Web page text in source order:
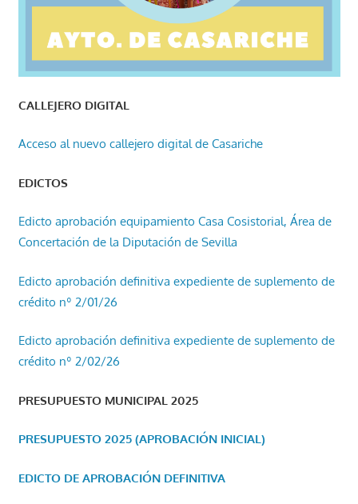
CALLEJERO DIGITAL
Acceso al nuevo callejero digital de Casariche
EDICTOS
Edicto aprobación equipamiento Casa Cosistorial, Área de
Concertación de la Diputación de Sevilla
Edicto aprobación definitiva expediente de suplemento de
crédito nº 2/01/26
Edicto aprobación definitiva expediente de suplemento de
crédito nº 2/02/26
PRESUPUESTO MUNICIPAL 2025
PRESUPUESTO 2025 (APROBACIÓN INICIAL)
EDICTO DE APROBACIÓN DEFINITIVA